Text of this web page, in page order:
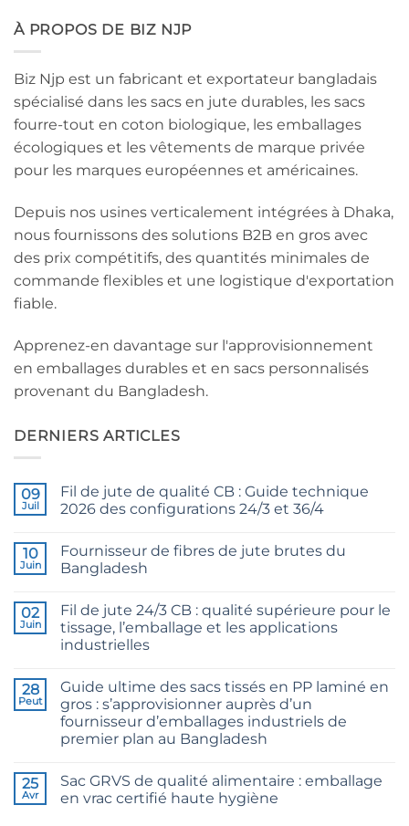
À PROPOS DE BIZ NJP
Biz Njp est un fabricant et exportateur bangladais
spécialisé dans les sacs en jute durables, les sacs
fourre-tout en coton biologique, les emballages
écologiques et les vêtements de marque privée
pour les marques européennes et américaines.
Depuis nos usines verticalement intégrées à Dhaka,
nous fournissons des solutions B2B en gros avec
des prix compétitifs, des quantités minimales de
commande flexibles et une logistique d'exportation
fiable.
Apprenez-en davantage sur l'approvisionnement
en emballages durables et en sacs personnalisés
provenant du Bangladesh.
DERNIERS ARTICLES
09
Juil
Fil de jute de qualité CB : Guide technique
2026 des configurations 24/3 et 36/4
sur
CB
Grade
The
Technical
2026
Guide
and
36/4
Configurations
10
Juin
Fournisseur de fibres de jute brutes du
Bangladesh
sur
Raw
Jute
Fibre
02
Juin
Fil de jute 24/3 CB : qualité supérieure pour le
tissage, l’emballage et les applications
industrielles
sur
24/3
CB
Grade
Jute
Yarn:
for
Weaving,
Packaging
28
Peut
Guide ultime des sacs tissés en PP laminé en
gros : s’approvisionner auprès d’un
fournisseur d’emballages industriels de
premier plan au Bangladesh
sur
The
Ultimate
25
Avr
Sac GRVS de qualité alimentaire : emballage
en vrac certifié haute hygiène